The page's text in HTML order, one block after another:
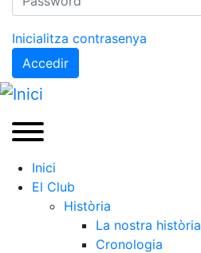
Inicialitza contrasenya
Accedir
Inici
El Club
Història
La nostra història
Cronologia